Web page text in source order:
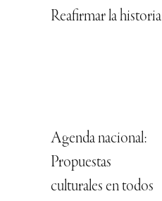
Reafirmar la historia
Agenda nacional:
Propuestas
culturales en todos